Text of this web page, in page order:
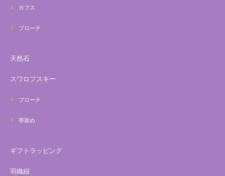
カフス
ブローチ
天然石
スワロフスキー
ブローチ
帯留め
ギフトラッピング
羽織紐